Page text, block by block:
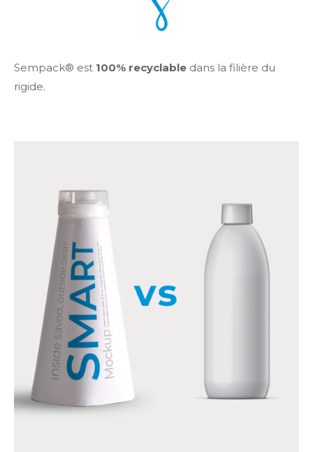
Sempack® est 100% recyclable dans la filière du
rigide.